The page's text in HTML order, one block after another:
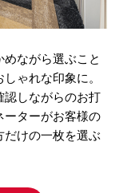
ながら選ぶこと
ゃれな印象に。
しながらのお打
ターがお客様の
けの一枚を選ぶ